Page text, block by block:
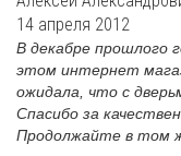
14 апреля 2012
В декабре прошлого
этом интернет
ожидала, что с
Спасибо за
Продолжайте в том